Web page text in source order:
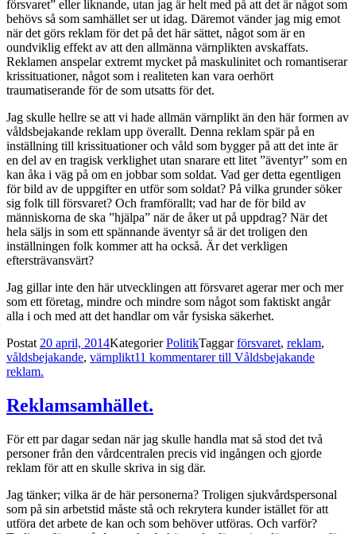
försvaret” eller liknande, utan jag är helt med på att det är något som
behövs så som samhället ser ut idag. Däremot vänder jag mig emot
när det görs reklam för det på det här sättet, något som är en
oundviklig effekt av att den allmänna värnplikten avskaffats.
Reklamen anspelar extremt mycket på maskulinitet och romantiserar
krissituationer, något som i realiteten kan vara oerhört
traumatiserande för de som utsatts för det.
Jag skulle hellre se att vi hade allmän värnplikt än den här formen av
våldsbejakande reklam upp överallt. Denna reklam spär på en
inställning till krissituationer och våld som bygger på att det inte är
en del av en tragisk verklighet utan snarare ett litet ”äventyr” som en
kan åka i väg på om en jobbar som soldat. Vad ger detta egentligen
för bild av de uppgifter en utför som soldat? På vilka grunder söker
sig folk till försvaret? Och framförallt; vad har de för bild av
människorna de ska ”hjälpa” när de åker ut på uppdrag? När det
hela säljs in som ett spännande äventyr så är det troligen den
inställningen folk kommer att ha också. Är det verkligen
eftersträvansvärt?
Jag gillar inte den här utvecklingen att försvaret agerar mer och mer
som ett företag, mindre och mindre som något som faktiskt angår
alla i och med att det handlar om vår fysiska säkerhet.
Postat 20 april, 2014KategorierPolitikTaggarförsvaret, reklam,
våldsbejakande, värnplikt11 kommentarertill Våldsbejakande
reklam.
Reklamsamhället.
För ett par dagar sedan när jag skulle handla mat så stod det två
personer från den vårdcentralen precis vid ingången och gjorde
reklam för att en skulle skriva in sig där.
Jag tänker; vilka är de här personerna? Troligen sjukvårdspersonal
som på sin arbetstid måste stå och rekrytera kunder istället för att
utföra det arbete de kan och som behöver utföras. Och varför?